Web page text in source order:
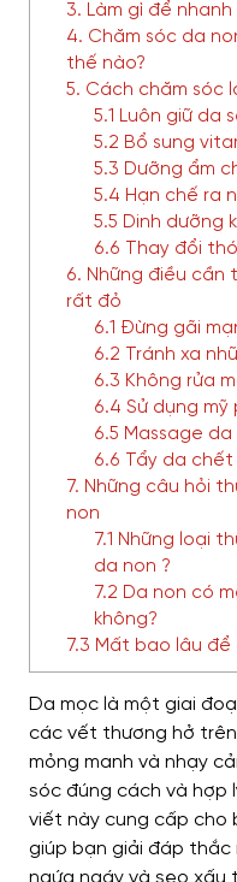
3. Làm gì để
4. Chăm sóc da
thế nào?
5. Cách chăm sóc
5.1 Luôn giữ da
5.2 Bổ sung
5.3 Dưỡng ẩm
5.4 Hạn chế ra
5.5 Dinh dưỡng
6.6 Thay đổi
6. Những điều cần
rất đỏ
6.1 Đừng gãi
6.2 Tránh xa
6.3 Không rửa
6.4 Sử dụng
6.5 Massage
6.6 Tẩy da
7. Những câu hỏi
non
7.1 Những loại
da non ?
7.2 Da non có
không?
7.3 Mất bao lâu
Da mọc là một giai
các vết thương hở
mỏng manh và nhạy
sóc đúng cách và hợp
viết này cung cấp cho
giúp bạn giải đáp thắc